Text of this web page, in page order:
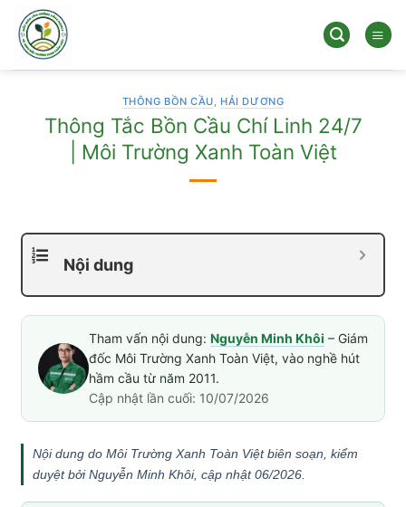
qua
dung
THÔNG BỒN CẦU, HẢI DƯƠNG
Thông Tắc Bồn Cầu Chí Linh 24/7
| Môi Trường Xanh Toàn Việt
Nội dung
Tham vấn nội dung: Nguyễn Minh Khôi – Giám
đốc Môi Trường Xanh Toàn Việt, vào nghề hút
hầm cầu từ năm 2011.
Cập nhật lần cuối: 10/07/2026
Nội dung do Môi Trường Xanh Toàn Việt biên soạn, kiểm
duyệt bởi Nguyễn Minh Khôi, cập nhật 06/2026.